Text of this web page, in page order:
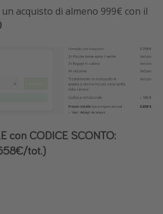
acquisto di almeno 999€ con il
con CODICE SCONTO:
tot.)